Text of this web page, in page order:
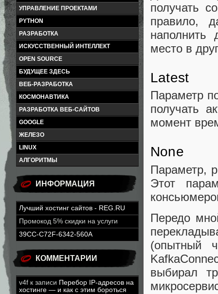
УПРАВЛЕНИЕ ПРОЕКТАМИ
PYTHON
РАЗРАБОТКА
ИСКУССТВЕННЫЙ ИНТЕЛЛЕКТ
OPEN SOURCE
БУДУЩЕЕ ЗДЕСЬ
ВЕБ-РАЗРАБОТКА
КОСМОНАВТИКА
РАЗРАБОТКА ВЕБ-САЙТОВ
GOOGLE
ЖЕЛЕЗО
LINUX
АЛГОРИТМЫ
ИНФОРМАЦИЯ
Лучший хостинг сайтов - REG.RU
Промокод 5% скидки на услуги
39CC-C72F-6342-560A
КОММЕНТАРИИ
v4f к записи Перебор IP-адресов на
хостинге — и как с этим бороться
получать
правило,
наполнить
место в
Latest
Параметр
получать
момент
None
Параметр,
Этот
Передо
(опытный
выбирал